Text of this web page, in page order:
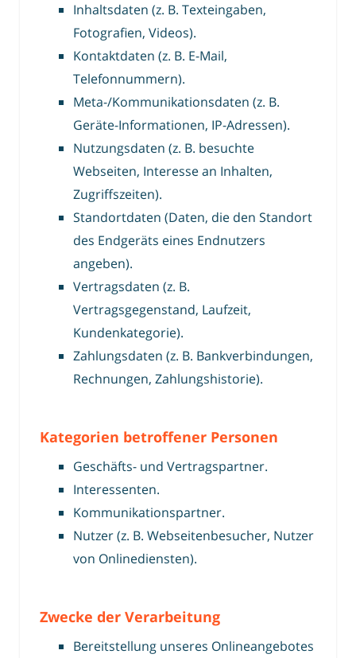
Inhaltsdaten (z. B. Texteingaben,
Fotografien, Videos).
Kontaktdaten (z. B. E-Mail,
Telefonnummern).
Meta-/Kommunikationsdaten (z. B.
Geräte-Informationen, IP-Adressen).
Nutzungsdaten (z. B. besuchte
Webseiten, Interesse an Inhalten,
Zugriffszeiten).
Standortdaten (Daten, die den Standort
des Endgeräts eines Endnutzers
angeben).
Vertragsdaten (z. B.
Vertragsgegenstand, Laufzeit,
Kundenkategorie).
Zahlungsdaten (z. B. Bankverbindungen,
Rechnungen, Zahlungshistorie).
Kategorien betroffener Personen
Geschäfts- und Vertragspartner.
Interessenten.
Kommunikationspartner.
Nutzer (z. B. Webseitenbesucher, Nutzer
von Onlinediensten).
Zwecke der Verarbeitung
Bereitstellung unseres Onlineangebotes